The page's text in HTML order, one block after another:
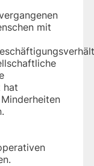
mit
hat